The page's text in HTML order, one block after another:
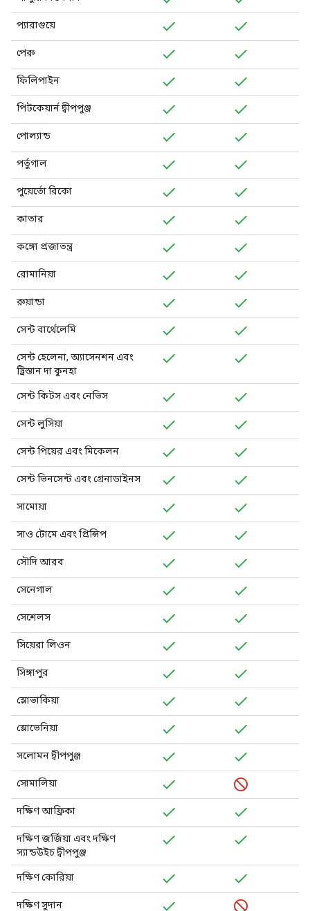
প্যারাগুয়ে
পেরু
ফিলিপাইন
পিটকেয়ার্ন দ্বীপপুঞ্জ
পোল্যান্ড
পর্তুগাল
পুয়ের্তো রিকো
কাতার
কঙ্গো প্রজাতন্ত্র
রোমানিয়া
রুয়ান্ডা
সেন্ট বার্থেলেমি
সেন্ট হেলেনা, অ্যাসেনশন এবং
ট্রিস্তান দা কুনহা
সেন্ট কিটস এবং নেভিস
সেন্ট লুসিয়া
সেন্ট পিয়ের এবং মিকেলন
সেন্ট ভিনসেন্ট এবং গ্রেনাডাইনস
সামোয়া
সাও টোমে এবং প্রিন্সিপ
সৌদি আরব
সেনেগাল
সেশেলস
সিয়েরা লিওন
সিঙ্গাপুর
স্লোভাকিয়া
স্লোভেনিয়া
সলোমন দ্বীপপুঞ্জ
সোমালিয়া
দক্ষিণ আফ্রিকা
দক্ষিণ জর্জিয়া এবং দক্ষিণ
স্যান্ডউইচ দ্বীপপুঞ্জ
দক্ষিণ কোরিয়া
দক্ষিণ সুদান